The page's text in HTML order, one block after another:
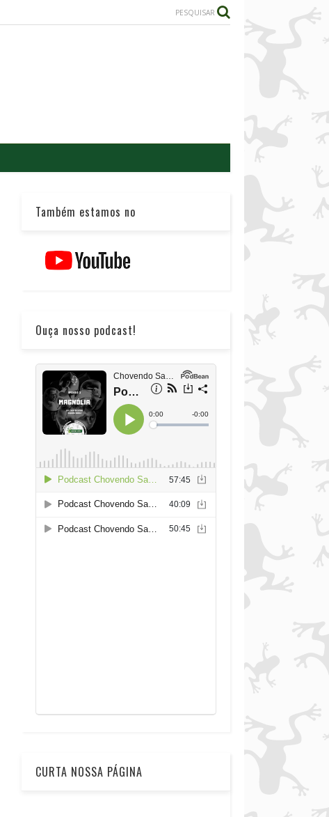
PESQUISAR
Também estamos no
Ouça nosso podcast!
CURTA NOSSA PÁGINA